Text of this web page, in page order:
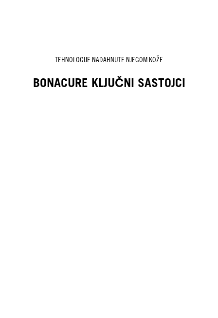
TEHNOLOGIJE NADAHNUTE NJEGOM KOŽE
BONACURE KLJUČNI SASTOJCI